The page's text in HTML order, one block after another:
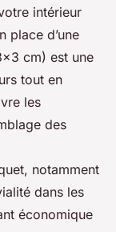
intérieur
place d’une
cm) est une
tout en
les
des
notamment
dans les
économique